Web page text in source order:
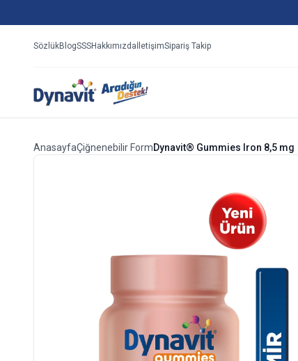
SözlükBlogSSSHakkımızdaİletişimSipariş Takip
AnasayfaÇiğnenebilir FormDynavit® Gummies Iron 8,5 mg